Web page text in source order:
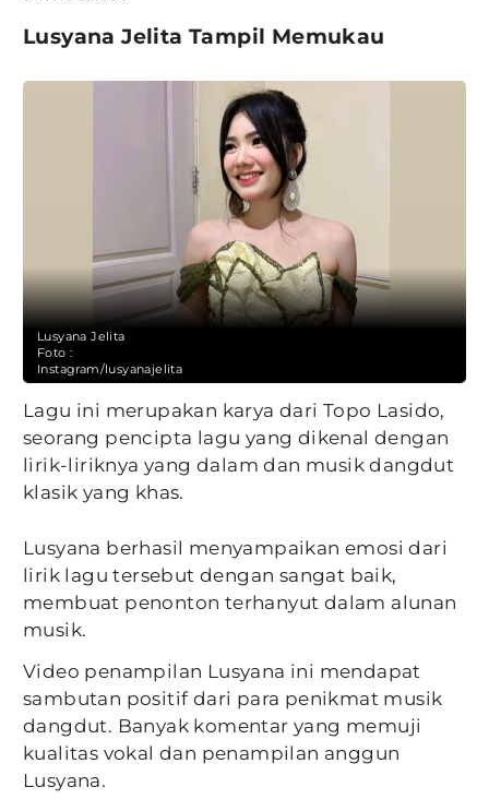
Lusyana Jelita Tampil Memukau
Lusyana Jelita
Foto :
Instagram/lusyanajelita
Lagu ini merupakan karya dari Topo Lasido,
seorang pencipta lagu yang dikenal dengan
lirik-liriknya yang dalam dan musik dangdut
klasik yang khas.
Lusyana berhasil menyampaikan emosi dari
lirik lagu tersebut dengan sangat baik,
membuat penonton terhanyut dalam alunan
musik.
Video penampilan Lusyana ini mendapat
sambutan positif dari para penikmat musik
dangdut. Banyak komentar yang memuji
kualitas vokal dan penampilan anggun
Lusyana.